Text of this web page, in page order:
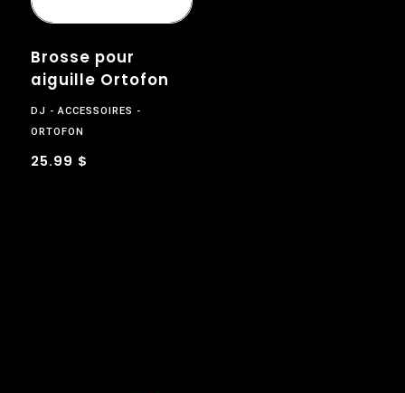
Brosse pour
aiguille Ortofon
DJ
ACCESSOIRES
ORTOFON
25.99 $